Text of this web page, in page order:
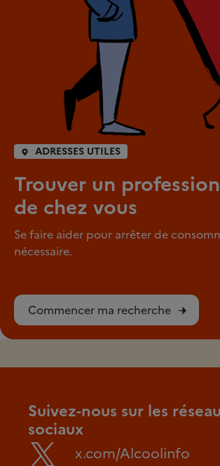
ADRESSES UTILES
Trouver un
de chez vous
Se faire aider pour arrêter de
nécessaire.
Commencer ma recherche
Suivez-nous sur les
sociaux
x.com/Alcoolinfo